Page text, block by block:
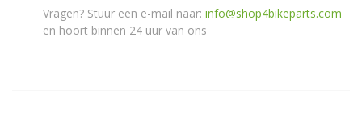
Vragen? Stuur een e-mail naar: info@shop4bikeparts.com
en hoort binnen 24 uur van ons